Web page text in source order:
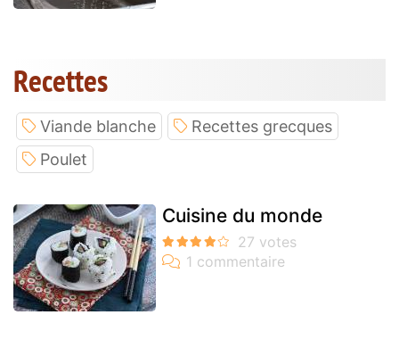
Recettes
Viande blanche
Recettes grecques
Poulet
Cuisine du monde